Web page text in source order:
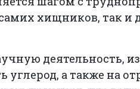
хищников, так и
деятельность,
углерод, а также на